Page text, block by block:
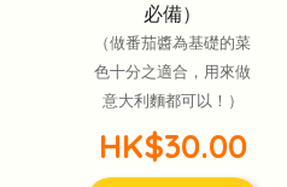
必備）
（做番茄醬為基礎的菜
色十分之適合，用來做
意大利麵都可以！）
HK$30.00